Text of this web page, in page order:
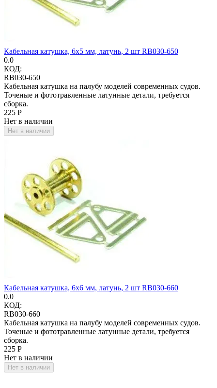
Кабельная катушка, 6х5 мм, латунь, 2 шт RB030-650
0.0
КОД:
RB030-650
Кабельная катушка на палубу моделей современных судов.
Точеные и фототравленные латунные детали, требуется
сборка.
‍225‍ Р
Нет в наличии
Нет в наличии
Кабельная катушка, 6х6 мм, латунь, 2 шт RB030-660
0.0
КОД:
RB030-660
Кабельная катушка на палубу моделей современных судов.
Точеные и фототравленные латунные детали, требуется
сборка.
‍225‍ Р
Нет в наличии
Нет в наличии